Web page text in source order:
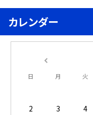
カレンダー
日 月 火
2
3 4